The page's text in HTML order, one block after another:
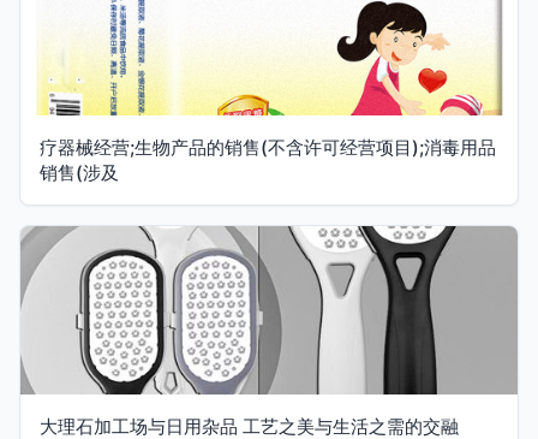
疗器械经营;生物产品的销售(不含许可经营项目);消毒用品
销售(涉及
大理石加工场与日用杂品 工艺之美与生活之需的交融